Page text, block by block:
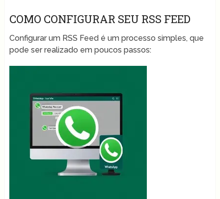
COMO CONFIGURAR SEU RSS FEED
Configurar um RSS Feed é um processo simples, que
pode ser realizado em poucos passos: